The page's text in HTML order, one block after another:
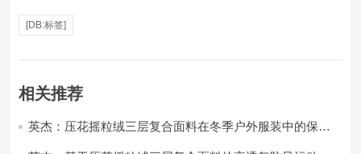
[DB:标签]
相关推荐
英杰：压花摇粒绒三层复合面料在冬季户外服装中的保暖